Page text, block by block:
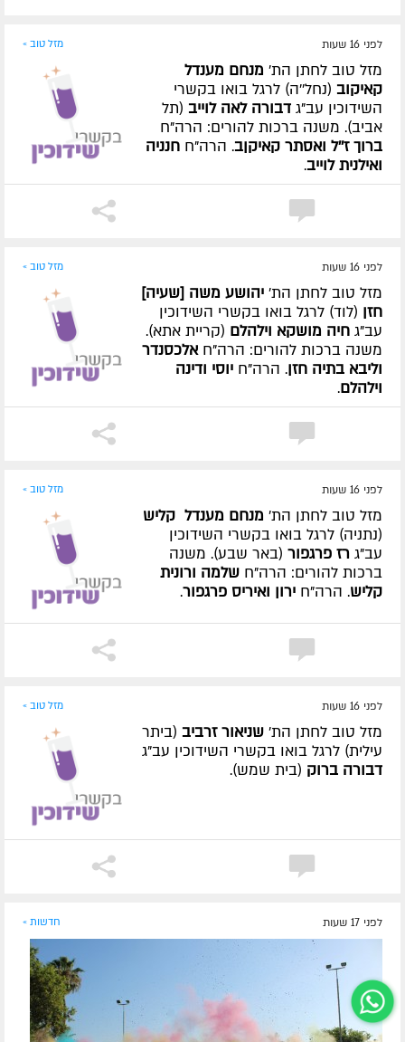
לפני 16 שעות מזל טוב »
מזל טוב לחתן הת' מנחם מענדל
קאיקוב (נחל''ה) לרגל בואו בקשרי
השידוכין עב"ג דבורה לאה לוייב (תל
אביב). משנה ברכות להורים: הרה"ח
ברוך ז''ל ואסתר קאיקןב. הרה"ח חנניה
ואילנית לוייב.
לפני 16 שעות מזל טוב »
מזל טוב לחתן הת' יהושע משה [שעיה]
חזן (לוד) לרגל בואו בקשרי השידוכין
עב"ג חיה מושקא וילהלם (קריית אתא).
משנה ברכות להורים: הרה"חאלכסנדר
וליבא בתיה חזן. הרה"ח יוסי ודינה
וילהלם.
לפני 16 שעות מזל טוב »
מזל טוב לחתן הת' מנחם מענדל קליש
(נתניה) לרגל בואו בקשרי השידוכין
עב"ג רז פרגפור (באר שבע). משנה
ברכות להורים: הרה"ח שלמה ורונית
קליש. הרה"ח ירון ואיריס פרגפור.
לפני 16 שעות מזל טוב »
מזל טוב לחתן הת' שניאור זרביב (ביתר
עילית) לרגל בואו בקשרי השידוכין עב"ג
דבורה ברוק (בית שמש).
לפני 17 שעות חדשות »